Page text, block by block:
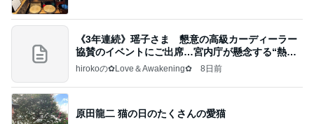
《3年連続》瑶子さま 懇意の高級カーディーラー
協賛のイベントにご出席…宮内庁が懸念する“熱心
すぎ
hirokoの✿Love＆Awakening✿ 8日前
原田龍二 猫の日のたくさんの愛猫